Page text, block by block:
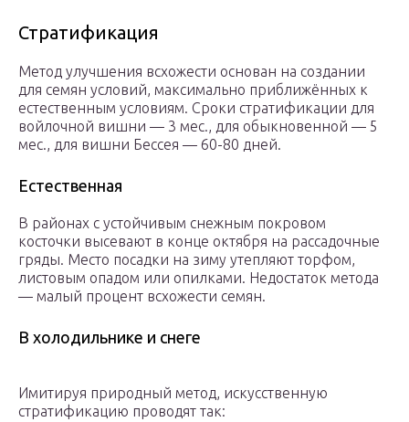
Стратификация
Метод улучшения всхожести основан на создании
для семян условий, максимально приближённых к
естественным условиям. Сроки стратификации для
войлочной вишни — 3 мес., для обыкновенной — 5
мес., для вишни Бессея — 60-80 дней.
Естественная
В районах с устойчивым снежным покровом
косточки высевают в конце октября на рассадочные
гряды. Место посадки на зиму утепляют торфом,
листовым опадом или опилками. Недостаток метода
— малый процент всхожести семян.
В холодильнике и снеге
Имитируя природный метод, искусственную
стратификацию проводят так: